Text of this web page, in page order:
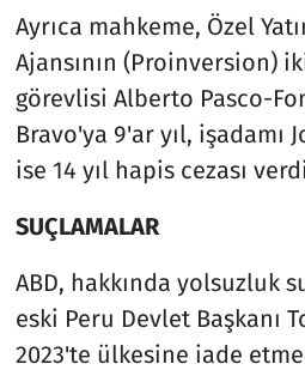
Ayrıca mahkeme, Özel
Ajansının (Proinversion)
görevlisi Alberto Pasco-
Bravo'ya 9'ar yıl, işadamı
ise 14 yıl hapis cezası
SUÇLAMALAR
ABD, hakkında yolsuzluk
eski Peru Devlet Başkanı
2023'te ülkesine iade etme